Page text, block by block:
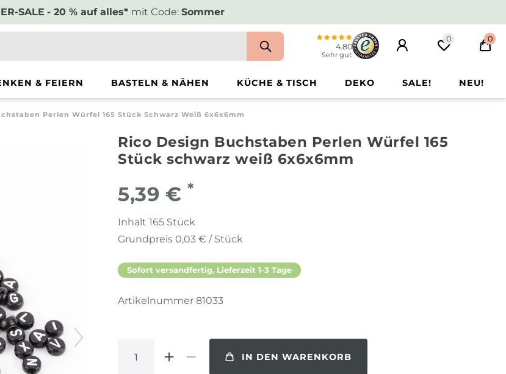
SALE - 20 % auf alles* mit Code: Sommer
4.80
Sehr gut
0 0
& FEIERN BASTELN & NÄHEN KÜCHE & TISCH DEKO SALE! NEU!
Perlen Würfel 165 Stück Schwarz Weiß 6x6x6mm
Rico Design Buchstaben Perlen Würfel 165
Stück schwarz weiß 6x6x6mm
5,39 € *
Inhalt 165 Stück
Grundpreis 0,03 € / Stück
Sofort versandfertig, Lieferzeit 1-3 Tage
Artikelnummer 81033
IN DEN WARENKORB